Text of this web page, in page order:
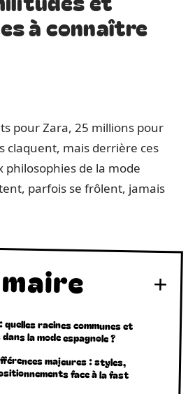
à connaître
pour Zara, 25 millions pour
claquent, mais derrière ces
philosophies de la mode
parfois se frôlent, jamais
racines communes et
la mode espagnole ?
majeures : styles,
face à la fast